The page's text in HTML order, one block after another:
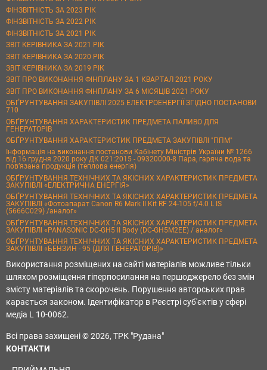
ФІНЗВІТНІСТЬ ЗА 2023 РІК
ФІНЗВІТНІСТЬ ЗА 2022 РІК
ФІНЗВІТНІСТЬ ЗА 2021 РІК
ЗВІТ КЕРІВНИКА ЗА 2021 РІК
ЗВІТ КЕРІВНИКА ЗА 2020 РІК
ЗВІТ КЕРІВНИКА ЗА 2019 РІК
ЗВІТ ПРО ВИКОНАННЯ ФІНПЛАНУ ЗА 1 КВАРТАЛ 2021 РОКУ
ЗВІТ ПРО ВИКОНАННЯ ФІНПЛАНУ ЗА 6 МІСЯЦІВ 2021 РОКУ
ОБҐРУНТУВАННЯ ЗАКУПІВЛІ 2025 ЕЛЕКТРОЕНЕРГІЇ ЗГІДНО ПОСТАНОВИ
710
ОБҐРУНТУВАННЯ ХАРАКТЕРИСТИК ПРЕДМЕТА ПАЛИВО ДЛЯ
ГЕНЕРАТОРІВ
ОБҐРУНТУВАННЯ ХАРАКТЕРИСТИК ПРЕДМЕТА ЗАКУПІВЛІ "ППМ"
Інформація на виконання постанови Кабінету Міністрів України № 1266
від 16 грудня 2020 року ДК 021:2015 - 09320000-8 Пара, гаряча вода та
пов’язана продукція (теплова енергія)
ОБҐРУНТУВАННЯ ТЕХНІЧНИХ ТА ЯКІСНИХ ХАРАКТЕРИСТИК ПРЕДМЕТА
ЗАКУПІВЛІ «ЕЛЕКТРИЧНА ЕНЕРГІЯ»
ОБҐРУНТУВАННЯ ТЕХНІЧНИХ ТА ЯКІСНИХ ХАРАКТЕРИСТИК ПРЕДМЕТА
ЗАКУПІВЛІ «Фотоапарат Canon R6 Mark II Kit RF 24-105 f/4.0 L IS
(5666C029) /аналог»
ОБҐРУНТУВАННЯ ТЕХНІЧНИХ ТА ЯКІСНИХ ХАРАКТЕРИСТИК ПРЕДМЕТА
ЗАКУПІВЛІ «PANASONIC DC-GH5 II Body (DC-GH5M2EE) / аналог»
ОБҐРУНТУВАННЯ ТЕХНІЧНИХ ТА ЯКІСНИХ ХАРАКТЕРИСТИК ПРЕДМЕТА
ЗАКУПІВЛІ «БЕНЗИН - 95 (ДЛЯ ГЕНЕРАТОРІВ)»
Використання розміщених на сайті матеріалів можливе тільки
шляхом розміщення гіперпосилання на першоджерело без змін
змісту матеріалів та скорочень. Порушення авторських прав
карається законом. Ідентифікатор в Реєстрі суб'єктів у сфері
медіа L 10-0062.
Всі права захищені © 2026, ТРК "Рудана"
КОНТАКТИ